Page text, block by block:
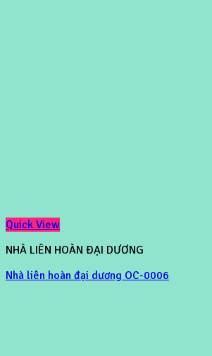
Quick View
NHÀ LIÊN HOÀN ĐẠI DƯƠNG
Nhà liên hoàn đại dương OC-0006